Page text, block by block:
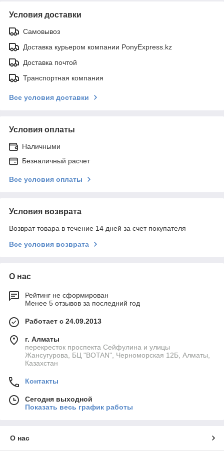
Условия доставки
Самовывоз
Доставка курьером компании PonyExpress.kz
Доставка почтой
Транспортная компания
Все условия доставки
Условия оплаты
Наличными
Безналичный расчет
Все условия оплаты
Условия возврата
Возврат товара в течение 14 дней за счет покупателя
Все условия возврата
О нас
Рейтинг не сформирован
Менее 5 отзывов за последний год
Работает с 24.09.2013
г. Алматы
перекресток проспекта Сейфулина и улицы
Жансугурова, БЦ "BOTAN", Черноморская 12Б, Алматы,
Казахстан
Контакты
Сегодня выходной
Показать весь график работы
О нас